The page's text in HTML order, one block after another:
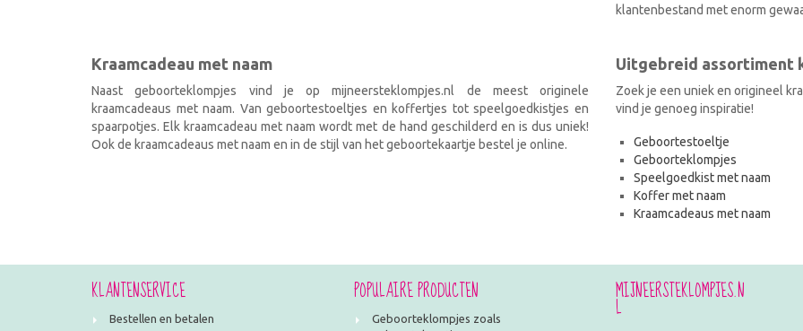
klantenbestand met enorm
Kraamcadeau met naam
Naast geboorteklompjes vind je op mijneersteklompjes.nl de meest originele
kraamcadeaus met naam. Van geboortestoeltjes en koffertjes tot speelgoedkistjes en
spaarpotjes. Elk kraamcadeau met naam wordt met de hand geschilderd en is dus uniek!
Ook de kraamcadeaus met naam en in de stijl van het geboortekaartje bestel je online.
Uitgebreid assortiment
Zoek je een uniek en origineel
vind je genoeg inspiratie!
Geboortestoeltje
Geboorteklompjes
Speelgoedkist met naam
Koffer met naam
Kraamcadeaus met naam
KLANTENSERVICE
Bestellen en betalen
POPULAIRE PRODUCTEN
Geboorteklompjes zoals
MIJNEERSTEKLOMPJES.N
L